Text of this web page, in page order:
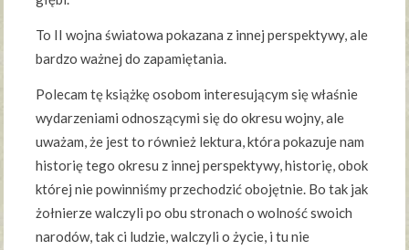
To II wojna światowa pokazana z innej perspektywy, ale
bardzo ważnej do zapamiętania.
Polecam tę książkę osobom interesującym się właśnie
wydarzeniami odnoszącymi się do okresu wojny, ale
uważam, że jest to również lektura, która pokazuje nam
historię tego okresu z innej perspektywy, historię, obok
której nie powinniśmy przechodzić obojętnie. Bo tak jak
żołnierze walczyli po obu stronach o wolność swoich
narodów, tak ci ludzie, walczyli o życie, i tu nie